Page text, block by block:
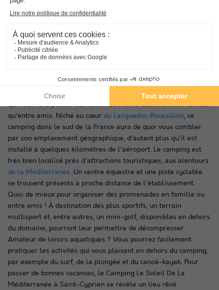
France et dans d'autres pays en réservant sur notre
plateforme.
Dans les environs du Camping Le
Soleil De La Méditerranée
un établissement basé à Saint-Cypriendans les Pyrénées-
. Vous ne serez vraiment pas déçu par ce camping
qui vous fera passer des vacances mémorables tant en famille
qu'entre amis. Niché au cœur du Languedoc-Roussillon, ce
camping dans le sud de la France aura de quoi vous combler
par son emplacement géographique, d'autant plus qu'il est
installé à quelques kilomètres de l'aéroport. Le camping est
très bien localisé près d'attractions touristiques, aux alentours
de la Méditerranée. Un centre équestre et une piste cyclable
se trouvent présents à proche distance de l'établissement.
Quoi de mieux pour organiser des promenades en famille ou
entre amis ! À destination des plus sportifs, un terrain
multisport et, entre autres, un mini-golf, disponibles en dehors
du domaine, pourront leur permettre de décompresser.
Amateur de loisirs aquatiques ? Vous pourrez facilement
pratiquer les activités qui vous plaisent en dehors du camping,
par exemple du surf, de la plongée et du canoë-kayak. Pour
passer de bonnes vacances, le Camping Le Soleil De La
Méditerranée à Saint-Cyprien se révèle un lieu rêvé.